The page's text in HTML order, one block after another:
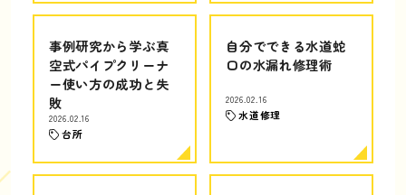
事例研究から学ぶ真
空式パイプクリーナ
ー使い方の成功と失
敗
2026.02.16
台所
自分でできる水道蛇
口の水漏れ修理術
2026.02.16
水道修理